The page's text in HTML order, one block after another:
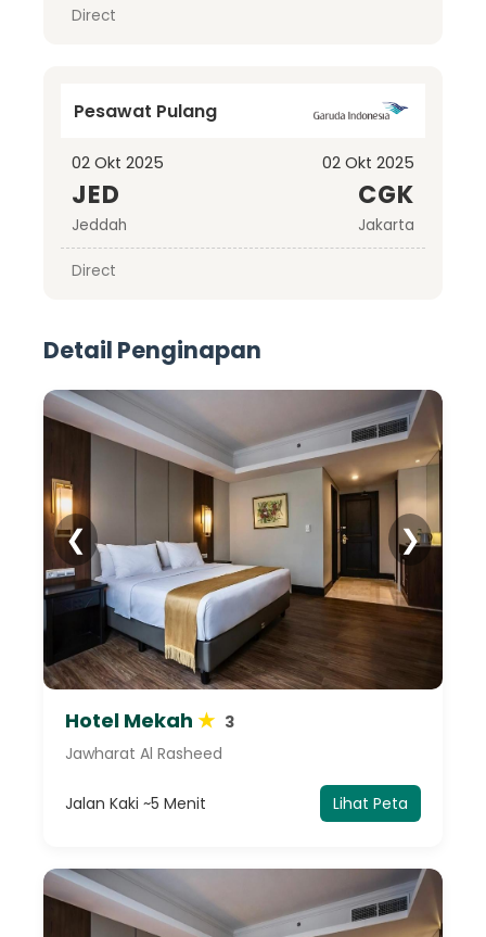
Direct
Pesawat Pulang
02 Okt 2025
JED
Jeddah
02 Okt 2025
CGK
Jakarta
Direct
Detail Penginapan
❮ ❯
Hotel Mekah ★ 3
Jawharat Al Rasheed
Jalan Kaki ~5 Menit Lihat Peta